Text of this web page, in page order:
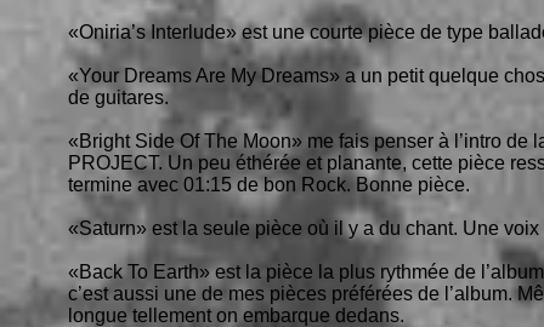
«Oniria’s Interlude» est une courte pièce de type
«Your Dreams Are My Dreams» a un petit quelque
de guitares.
«Bright Side Of The Moon» me fais penser à l’intro
PROJECT. Un peu éthérée et planante, cette pièce
termine avec 01:15 de bon Rock. Bonne pièce.
«Saturn» est la seule pièce où il y a du chant. Une
«Back To Earth» est la pièce la plus rythmée de
c’est aussi une de mes pièces préférées de l’album.
longue tellement on embarque dedans.